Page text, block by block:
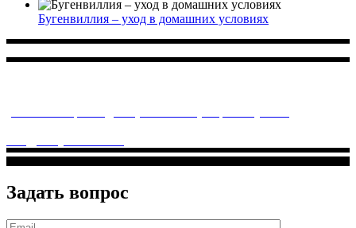
Бугенвиллия – уход в домашних условиях
Задать вопрос